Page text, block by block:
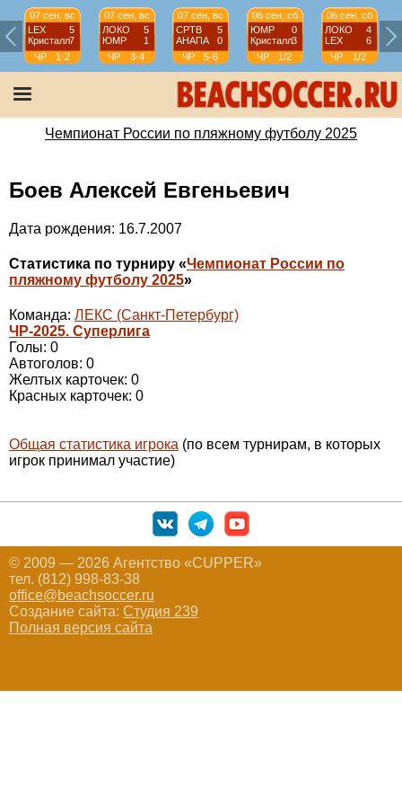
07 сен, вс
LEX
5
Кристалл7
ЧР
1-2
07 сен, вс
ЛОКО
5
ЮМР
1
ЧР
3-4
07 сен, вс
СРТВ
5
АНАПА
0
ЧР
5-6
06 сен, сб
ЮМР
0
Кристалл3
ЧР
1/2
06 сен, сб
ЛОКО
4
LEX
6
ЧР
1/2
Чемпионат России по пляжному футболу 2025
Боев Алексей Евгеньевич
Дата рождения: 16.7.2007
Статистика по турниру «Чемпионат России по
пляжному футболу 2025»
Команда: ЛЕКС (Санкт-Петербург)
ЧР-2025. Суперлига
Голы: 0
Автоголов: 0
Желтых карточек: 0
Красных карточек: 0
Общая статистика игрока (по всем турнирам, в которых
игрок принимал участие)
© 2009 — 2026 Агентство «CUPPER»
тел. (812) 998-83-38
office@beachsoccer.ru
Создание сайта: Студия 239
Полная версия сайта